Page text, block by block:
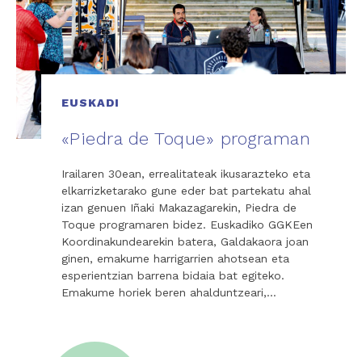
EUSKADI
«Piedra de Toque» programan
Irailaren 30ean, errealitateak ikusarazteko eta
elkarrizketarako gune eder bat partekatu ahal
izan genuen Iñaki Makazagarekin, Piedra de
Toque programaren bidez. Euskadiko GGKEen
Koordinakundearekin batera, Galdakaora joan
ginen, emakume harrigarrien ahotsean eta
esperientzian barrena bidaia bat egiteko.
Emakume horiek beren ahalduntzeari,…